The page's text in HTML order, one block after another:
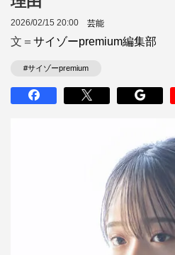
2026/02/15 20:00 芸能
文＝ サイゾーpremium編集部
#サイゾーpremium